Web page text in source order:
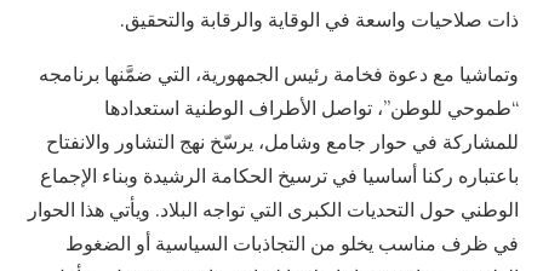
ذات صلاحيات واسعة في الوقاية والرقابة والتحقيق.
وتماشيا مع دعوة فخامة رئيس الجمهورية، التي ضمَّنها برنامجه
“طموحي للوطن”، تواصل الأطراف الوطنية استعدادها
للمشاركة في حوار جامع وشامل، يرسّخ نهج التشاور والانفتاح
باعتباره ركنا أساسيا في ترسيخ الحكامة الرشيدة وبناء الإجماع
الوطني حول التحديات الكبرى التي تواجه البلاد. ويأتي هذا الحوار
في ظرف مناسب يخلو من التجاذبات السياسية أو الضغوط